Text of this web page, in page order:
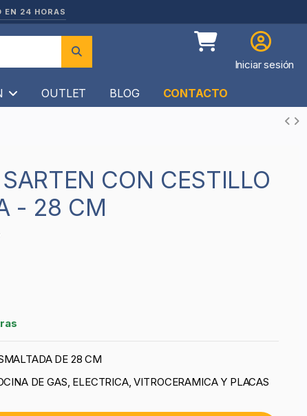
EN 24 HORAS
Iniciar sesión
OUTLET BLOG CONTACTO
- 28 CM
DE 28 CM
DE GAS, ELECTRICA, VITROCERAMICA Y PLACAS